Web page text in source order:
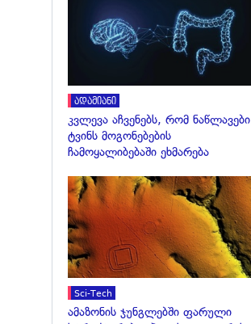
ადამიანი
კვლევა აჩვენებს, რომ ნაწლავები
ტვინს მოგონებების
ჩამოყალიბებაში ეხმარება
Sci-Tech
ამაზონის ჯუნგლებში ფარული